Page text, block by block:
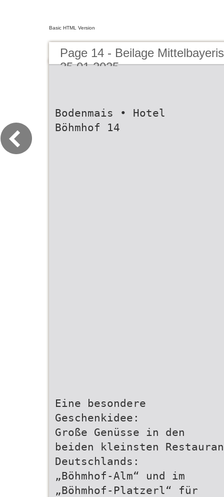
Basic HTML Version
Page 14 - Beilage
25.01.2025
Bodenmais • Hotel
Böhmhof 14
Eine besondere
Geschenkidee:
Große Genüsse in den
beiden kleinsten
Deutschlands:
„Böhmhof-Alm“ und im
„Böhmhof-Platzerl“ für